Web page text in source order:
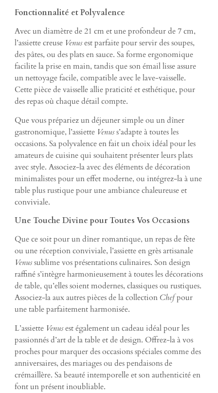
Fonctionnalité et Polyvalence
Avec un diamètre de 21 cm et une profondeur de 7 cm,
l’assiette creuse Venusest parfaite pour servir des soupes,
des pâtes, ou des plats en sauce. Sa forme ergonomique
facilite la prise en main, tandis que son émail lisse assure
un nettoyage facile, compatible avec le lave-vaisselle.
Cette pièce de vaisselle allie praticité et esthétique, pour
des repas où chaque détail compte.
Que vous prépariez un déjeuner simple ou un dîner
gastronomique, l’assiette Venuss’adapte à toutes les
occasions. Sa polyvalence en fait un choix idéal pour les
amateurs de cuisine qui souhaitent présenter leurs plats
avec style. Associez-la avec des éléments de décoration
minimalistes pour un effet moderne, ou intégrez-la à une
table plus rustique pour une ambiance chaleureuse et
conviviale.
Une Touche Divine pour Toutes Vos Occasions
Que ce soit pour un dîner romantique, un repas de fête
ou une réception conviviale, l’assiette en grès artisanale
Venussublime vos présentations culinaires. Son design
raffiné s’intègre harmonieusement à toutes les décorations
de table, qu’elles soient modernes, classiques ou rustiques.
Associez-la aux autres pièces de la collection Chefpour
une table parfaitement harmonisée.
L’assiette Venusest également un cadeau idéal pour les
passionnés d’art de la table et de design. Offrez-la à vos
proches pour marquer des occasions spéciales comme des
anniversaires, des mariages ou des pendaisons de
crémaillère. Sa beauté intemporelle et son authenticité en
font un présent inoubliable.